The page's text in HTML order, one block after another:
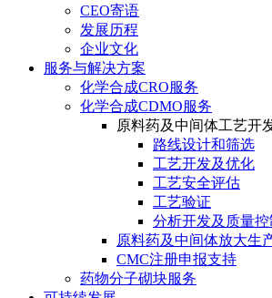
CEO寄语
发展历程
企业文化
服务与解决方案
化学合成CRO服务
化学合成CDMO服务
原料药及中间体工艺开
路线设计和筛选
工艺开发及优化
工艺安全评估
工艺验证
分析开发及质量控
原料药及中间体放大生
CMC注册申报支持
药物分子砌块服务